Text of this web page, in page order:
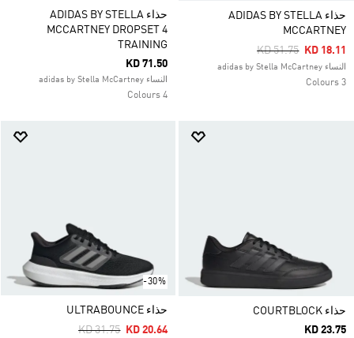
حذاء ADIDAS BY STELLA
MCCARTNEY
Price Reduced
KD 51.75ToKD 18.11
النساء adidas by Stella McCartney
3 Colours
حذاء ADIDAS BY STELLA
MCCARTNEY DROPSET 4
TRAINING
KD 71.50
النساء adidas by Stella McCartney
4 Colours
حذاء COURTBLOCK
KD 23.75
-30%
حذاء ULTRABOUNCE
Price Reduced From
KD 31.75ToKD 20.64